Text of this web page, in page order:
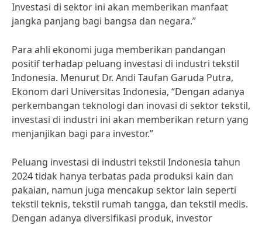
Investasi di sektor ini akan memberikan manfaat
jangka panjang bagi bangsa dan negara.”
Para ahli ekonomi juga memberikan pandangan
positif terhadap peluang investasi di industri tekstil
Indonesia. Menurut Dr. Andi Taufan Garuda Putra,
Ekonom dari Universitas Indonesia, “Dengan adanya
perkembangan teknologi dan inovasi di sektor tekstil,
investasi di industri ini akan memberikan return yang
menjanjikan bagi para investor.”
Peluang investasi di industri tekstil Indonesia tahun
2024 tidak hanya terbatas pada produksi kain dan
pakaian, namun juga mencakup sektor lain seperti
tekstil teknis, tekstil rumah tangga, dan tekstil medis.
Dengan adanya diversifikasi produk, investor